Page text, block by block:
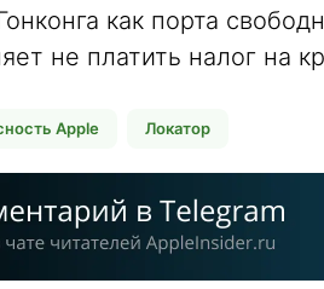
как порта
не платить налог на
Apple Локатор